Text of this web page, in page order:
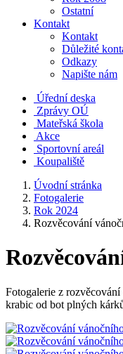
Ostatní
Kontakt
Kontakt
Důležité
Odkazy
Napište nám
Úřední deska
Zprávy OÚ
Mateřská škola
Akce
Sportovní areál
Koupaliště
Úvodní stránka
Fotogalerie
Rok 2024
Rozvěcování
Fotogalerie z
krabic od bot plných